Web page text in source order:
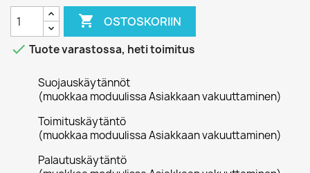
 OSTOSKORIIN
 Tuote varastossa, heti toimitus
Suojauskäytännöt
(muokkaa moduulissa Asiakkaan vakuuttaminen)
Toimituskäytäntö
(muokkaa moduulissa Asiakkaan vakuuttaminen)
Palautuskäytäntö